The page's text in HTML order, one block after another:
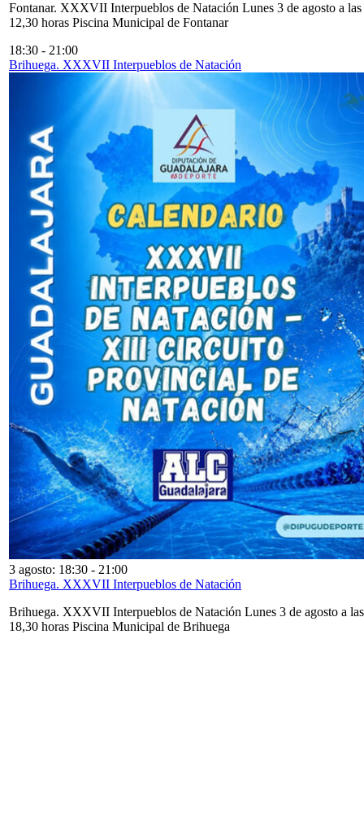
Fontanar. XXXVII Interpueblos de Natación Lunes 3 de agosto a las
12,30 horas Piscina Municipal de Fontanar
18:30 - 21:00
Brihuega. XXXVII Interpueblos de Natación
3 agosto: 18:30 - 21:00
Brihuega. XXXVII Interpueblos de Natación
Brihuega. XXXVII Interpueblos de Natación Lunes 3 de agosto a las
18,30 horas Piscina Municipal de Brihuega